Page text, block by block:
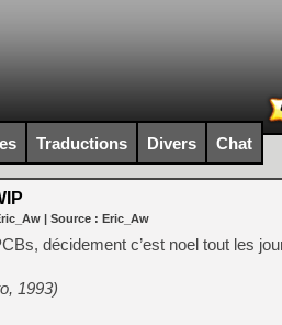
Traductions Divers Chat
| Source : Eric_Aw
décidement c’est noel tout les
1993)